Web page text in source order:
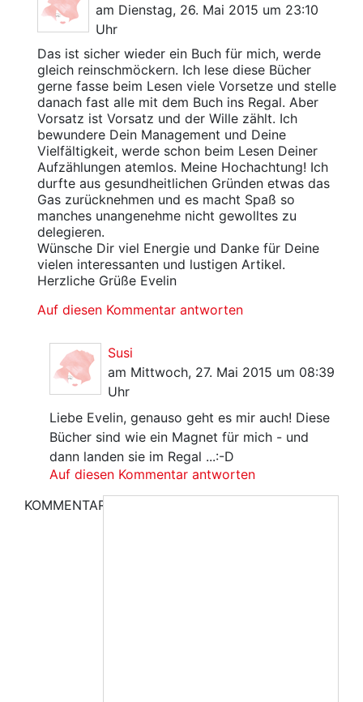
am Dienstag, 26. Mai 2015 um 23:10
Uhr
Das ist sicher wieder ein Buch für mich, werde
gleich reinschmöckern. Ich lese diese Bücher
gerne fasse beim Lesen viele Vorsetze und stelle
danach fast alle mit dem Buch ins Regal. Aber
Vorsatz ist Vorsatz und der Wille zählt. Ich
bewundere Dein Management und Deine
Vielfältigkeit, werde schon beim Lesen Deiner
Aufzählungen atemlos. Meine Hochachtung! Ich
durfte aus gesundheitlichen Gründen etwas das
Gas zurücknehmen und es macht Spaß so
manches unangenehme nicht gewolltes zu
delegieren.
Wünsche Dir viel Energie und Danke für Deine
vielen interessanten und lustigen Artikel.
Herzliche Grüße Evelin
Auf diesen Kommentar antworten
Susi
am Mittwoch, 27. Mai 2015 um 08:39
Uhr
Liebe Evelin, genauso geht es mir auch! Diese
Bücher sind wie ein Magnet für mich - und
dann landen sie im Regal ...:-D
Auf diesen Kommentar antworten
KOMMENTAR